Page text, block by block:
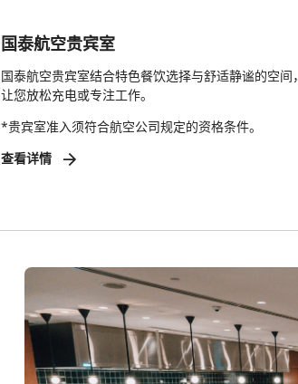
国泰航空贵宾室
国泰航空贵宾室结合特色餐饮选择与舒适静谧的空间，
让您放松充电或专注工作。
*贵宾室准入须符合航空公司规定的资格条件。
查看详情